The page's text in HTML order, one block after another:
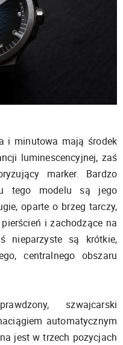
i minutowa mają środek
luminescencyjnej, zaś
marker. Bardzo
tego modelu są jego
oparte o brzeg tarczy,
i zachodzące na
nieparzyste są krótkie,
centralnego obszaru
szwajcarski
automatycznym
jest w trzech pozycjach